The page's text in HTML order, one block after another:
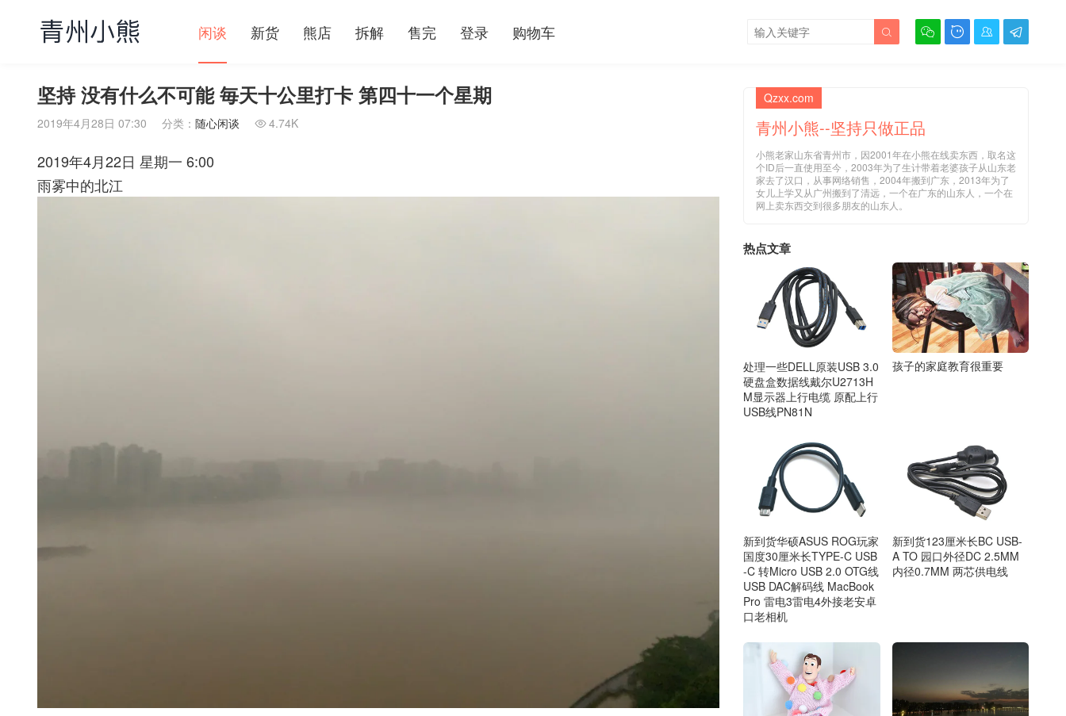
闲谈 新货 熊店 拆解 售完 登录 购物车    

坚持 没有什么不可能 毎天十公里打卡 第四十一个星期
2019年4月28日 07:30 分类： 随心闲谈  4.74K
2019年4月22日 星期一 6:00
雨雾中的北江
Qzxx.com
青州小熊--坚持只做正品
小熊老家山东省青州市，因2001年在小熊在线卖东西，取名这
个ID后一直使用至今，2003年为了生计带着老婆孩子从山东老
家去了汉口，从事网络销售，2004年搬到广东，2013年为了
女儿上学又从广州搬到了清远，一个在广东的山东人，一个在
网上卖东西交到很多朋友的山东人。
热点文章
处理一些DELL原装USB 3.0
硬盘盒数据线戴尔U2713H
M显示器上行电缆 原配上行
USB线PN81N
孩子的家庭教育很重要
新到货华硕ASUS ROG玩家
国度30厘米长TYPE-C USB
-C 转Micro USB 2.0 OTG线
USB DAC解码线 MacBook
Pro 雷电3雷电4外接老安卓
口老相机
新到货123厘米长BC USB-
A TO 园口外径DC 2.5MM
内径0.7MM 两芯供电线